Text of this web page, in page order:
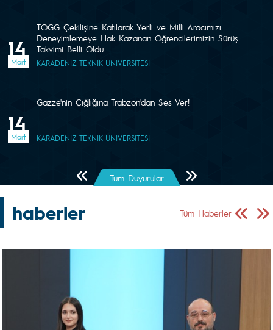
14
Mart
TOGG Çekilişine Katılarak Yerli ve Milli Aracımızı
Deneyimlemeye Hak Kazanan Öğrencilerimizin Sürüş
Takvimi Belli Oldu
KARADENİZ TEKNİK ÜNİVERSİTESİ
14
Mart
Gazze'nin Çığlığına Trabzon'dan Ses Ver!
KARADENİZ TEKNİK ÜNİVERSİTESİ
Önceki SayfaTüm Duyurular Sonraki Sayfa
haberler Tüm Haberler
Önceki